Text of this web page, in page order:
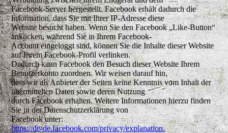
Facebook-Server hergestellt. Facebook erhält dadurch die
Information, dass Sie mit Ihrer IP-Adresse diese
Website besucht haben. Wenn Sie den Facebook „Like-Button“
anklicken, während Sie in Ihrem Facebook-
Account eingeloggt sind, können Sie die Inhalte dieser Website
auf Ihrem Facebook-Profil verlinken.
Dadurch kann Facebook den Besuch dieser Website Ihrem
Benutzerkonto zuordnen. Wir weisen darauf hin,
dass wir als Anbieter der Seiten keine Kenntnis vom Inhalt der
übermittelten Daten sowie deren Nutzung
durch Facebook erhalten. Weitere Informationen hierzu finden
Sie in der Datenschutzerklärung von
Facebook unter:
https://de-de.facebook.com/privacy/explanation.